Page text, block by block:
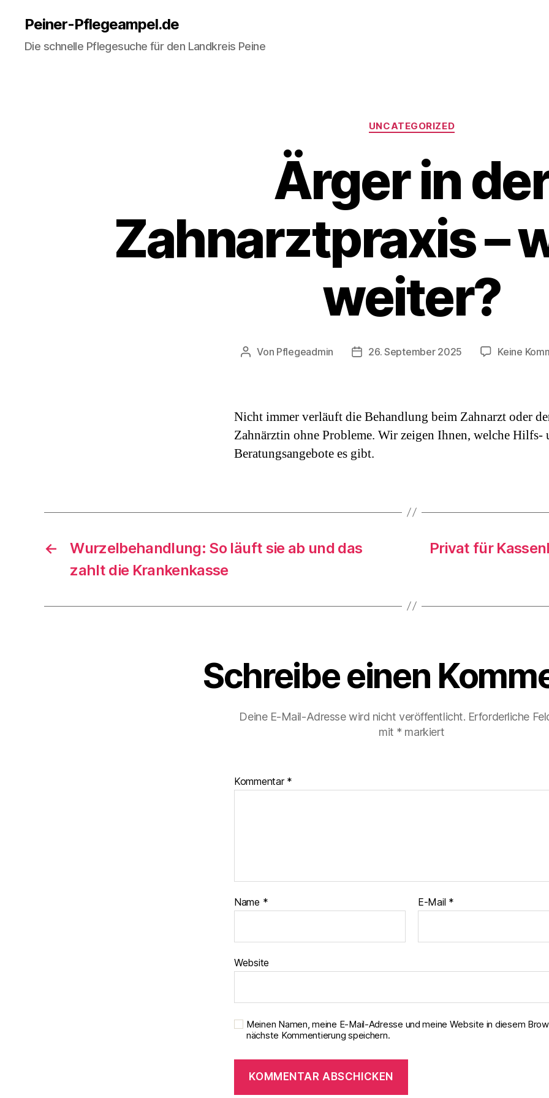
Peiner-Pflegeampel.de
Die schnelle Pflegesuche für den Landkreis Peine
Kategorien
UNCATEGORIZED
Ärger in
Zahnarztpraxis –
weiter?
Beitragsautor
Von Pflegeadmin Beitragsdatum
26. September 2025 Keine
Nicht immer verläuft die Behandlung beim Zahnarzt oder
Zahnärztin ohne Probleme. Wir zeigen Ihnen, welche Hilfs-
Beratungsangebote es gibt.
←
Wurzelbehandlung: So läuft sie ab und das
zahlt die Krankenkasse
Privat für
Schreibe einen
Deine E-Mail-Adresse wird nicht veröffentlicht. Erforderliche
mit * markiert
Kommentar *
Name * E-Mail *
Website
Meinen Namen, meine E-Mail-Adresse und meine Website in diesem
nächste Kommentierung speichern.